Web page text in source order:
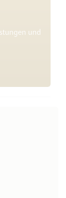
und